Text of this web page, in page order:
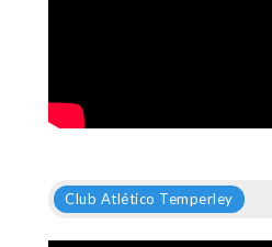
Club Atlético Temperley